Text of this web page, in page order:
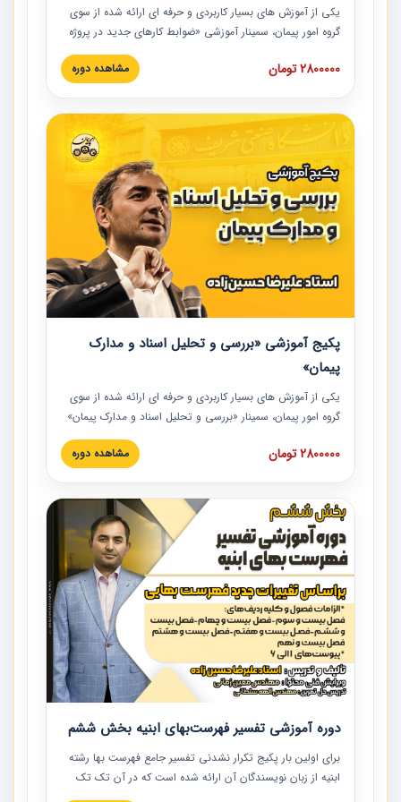
یکی از آموزش‏‏‏‏‏‏ های بسیار کاربردی و حرفه‏ ای ارائه شده از سوی
گروه امور پیمان، سمینار آموزشی «ضوابط کارهای جدید در پروژه
های عمرانی» چالش ها، تخلفات و راه حل ها با نگرش قراردادی
است که در محل سندیکای شرکت های ساختمانی کشور ارائه شد.
مدارک پیمان به همراه تجربیات عملی ارائه شده است.
2800000 تومان مشاهده دوره
پکیج آموزشی «بررسی و تحلیل اسناد و مدارک
پیمان»
یکی از آموزش‏‏‏‏‏‏ های بسیار کاربردی و حرفه‏ ای ارائه شده از سوی
گروه امور پیمان، سمینار «بررسی و تحلیل اسناد و مدارک پیمان»
است که در دانشگاه صنعتی شریف ارائه شد. در این آموزش
نکات کلیدی مربوط به اسناد و مدارک پیمان، اولویت بندی اسناد
پیمان به همراه تجربیات عملی در این خصوص ارائه شده است.
2800000 تومان مشاهده دوره
دوره آموزشی تفسیر فهرست‌بهای ابنیه بخش ششم
برای اولین بار پکیج تکرار نشدنی تفسیر جامع فهرست بها رشته
ابنیه از زبان نویسندگان آن ارائه شده است که در آن تک تک
ردیف ها و مطالب فهرست بها تفسیر و ارائه شده است. این